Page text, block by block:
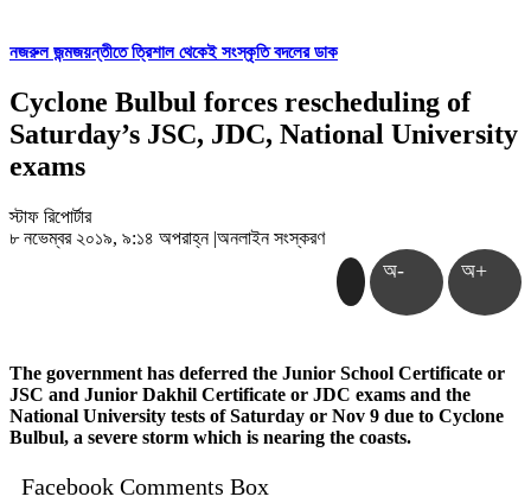
নজরুল জন্মজয়ন্তীতে ত্রিশাল থেকেই সংস্কৃতি বদলের ডাক
Cyclone Bulbul forces rescheduling of
Saturday’s JSC, JDC, National University
exams
স্টাফ রিপোর্টার
৮ নভেম্বর ২০১৯, ৯:১৪ অপরাহ্ন |অনলাইন সংস্করণ
অ- অ+
The government has deferred the Junior School Certificate or
JSC and Junior Dakhil Certificate or JDC exams and the
National University tests of Saturday or Nov 9 due to Cyclone
Bulbul, a severe storm which is nearing the coasts.
Facebook Comments Box